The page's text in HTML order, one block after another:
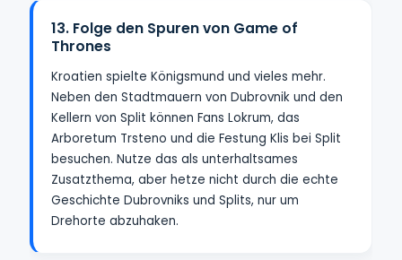
13. Folge den Spuren von Game of
Thrones
Kroatien spielte Königsmund und vieles mehr.
Neben den Stadtmauern von Dubrovnik und den
Kellern von Split können Fans Lokrum, das
Arboretum Trsteno und die Festung Klis bei Split
besuchen. Nutze das als unterhaltsames
Zusatzthema, aber hetze nicht durch die echte
Geschichte Dubrovniks und Splits, nur um
Drehorte abzuhaken.